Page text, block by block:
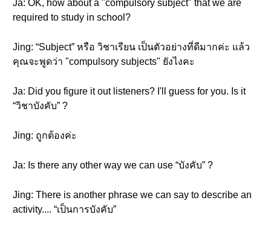
Ja: OK, how about a "compulsory subject" that we are
required to study in school?
Jing: “Subject” หรือ วิชาเรียน เป็นตัวอย่างที่ดีมากค่ะ แล้ว
คุณจะพูดว่า "compulsory subjects" ยังไงคะ
Ja: Did you figure it out listeners? I'll guess for you. Is it
“วิชาบังคับ” ?
Jing: ถูกต้องค่ะ
Ja: Is there any other way we can use “บังคับ” ?
Jing: There is another phrase we can say to describe an
activity.... “เป็นการบังคับ”